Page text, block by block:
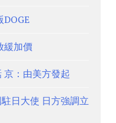
緩加價
京：由美方發起
日大使 日方強調立